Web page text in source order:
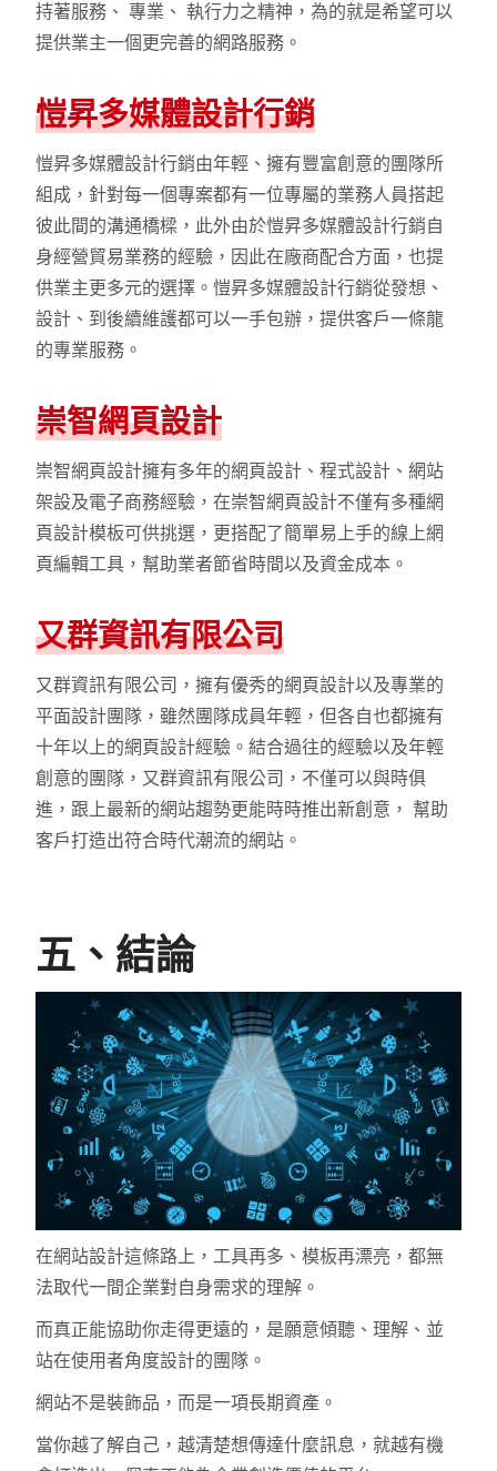
持著服務、 專業、 執行力之精神，為的就是希望可以
提供業主一個更完善的網路服務。
愷昇多媒體設計行銷
愷昇多媒體設計行銷由年輕、擁有豐富創意的團隊所
組成，針對每一個專案都有一位專屬的業務人員搭起
彼此間的溝通橋樑，此外由於愷昇多媒體設計行銷自
身經營貿易業務的經驗，因此在廠商配合方面，也提
供業主更多元的選擇。愷昇多媒體設計行銷從發想、
設計、到後續維護都可以一手包辦，提供客戶一條龍
的專業服務。
崇智網頁設計
崇智網頁設計擁有多年的網頁設計、程式設計、網站
架設及電子商務經驗，在崇智網頁設計不僅有多種網
頁設計模板可供挑選，更搭配了簡單易上手的線上網
頁編輯工具，幫助業者節省時間以及資金成本。
又群資訊有限公司
又群資訊有限公司，擁有優秀的網頁設計以及專業的
平面設計團隊，雖然團隊成員年輕，但各自也都擁有
十年以上的網頁設計經驗。結合過往的經驗以及年輕
創意的團隊，又群資訊有限公司，不僅可以與時俱
進，跟上最新的網站趨勢更能時時推出新創意， 幫助
客戶打造出符合時代潮流的網站。
五、結論
在網站設計這條路上，工具再多、模板再漂亮，都無
法取代一間企業對自身需求的理解。
而真正能協助你走得更遠的，是願意傾聽、理解、並
站在使用者角度設計的團隊。
網站不是裝飾品，而是一項長期資產。
當你越了解自己，越清楚想傳達什麼訊息，就越有機